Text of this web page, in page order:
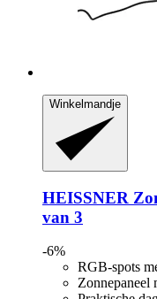
Winkelmandje
HEISSNER
van 3
-6%
RGB-spots
Zonnepaneel